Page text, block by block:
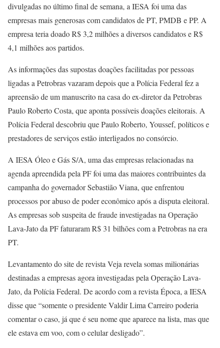
divulgadas no último final de semana, a IESA foi uma das
empresas mais generosas com candidatos de PT, PMDB e PP. A
empresa teria doado R$ 3,2 milhões a diversos candidatos e R$
4,1 milhões aos partidos.
As informações das supostas doações facilitadas por pessoas
ligadas a Petrobras vazaram depois que a Polícia Federal fez a
apreensão de um manuscrito na casa do ex-diretor da Petrobras
Paulo Roberto Costa, que aponta possíveis doações eleitorais. A
Polícia Federal descobriu que Paulo Roberto, Youssef, políticos e
prestadores de serviços estão interligados no consórcio.
A IESA Óleo e Gás S/A, uma das empresas relacionadas na
agenda apreendida pela PF foi uma das maiores contribuintes da
campanha do governador Sebastião Viana, que enfrentou
processos por abuso de poder econômico após a disputa eleitoral.
As empresas sob suspeita de fraude investigadas na Operação
Lava-Jato da PF faturaram R$ 31 bilhões com a Petrobras na era
PT.
Levantamento do site de revista Veja revela somas milionárias
destinadas a empresas agora investigadas pela Operação Lava-
Jato, da Polícia Federal. De acordo com a revista Época, a IESA
disse que “somente o presidente Valdir Lima Carreiro poderia
comentar o caso, já que é seu nome que aparece na lista, mas que
ele estava em voo, com o celular desligado”.